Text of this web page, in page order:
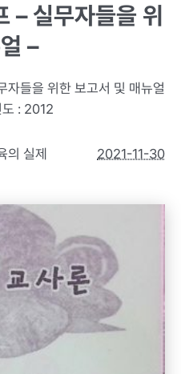
– 실무자들을 위
–
자들을 위한 보고서 및 매뉴얼
도 : 2012
2021-11-30
의 실제